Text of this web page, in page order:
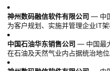
神州数码融信软件有限公司 — 中
为客户规划、实施并管理企业IT架
中国石油华东销售公司 — 中国最
在石油及天然气业内占据统治地位